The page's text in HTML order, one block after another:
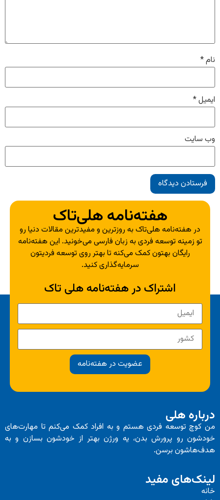
نام*
ایمیل*
وب‌ سایت
هفته‌نامه هلی‌تاک
در هفته‌نامه هلی‌تاک به روزترین و مفیدترین مقالات دنیا رو
تو زمینه توسعه فردی به زبان فارسی می‌خونید. این هفته‌نامه
رایگان بهتون کمک می‌کنه تا بهتر روی توسعه فردیتون
سرمایه‌گذاری کنید.
اشتراک در هفته‌نامه هلی تاک
عضویت در هفته‌نامه
درباره هلی
من کوچ توسعه فردی هستم و به افراد کمک می‌کنم تا مهارت‌های
خودشون رو پرورش بدن، یه ورژن بهتر از خودشون بسازن و به
هدف‌هاشون برسن.
لینک‌های مفید
خانه